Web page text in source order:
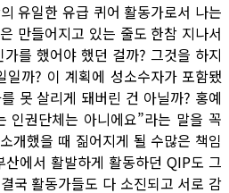
유일한 유급 퀴어 활동가로서 나는
만들어지고 있는 줄도 한참 지나서
를 했어야 했던 걸까? 그것을 하지
까? 이 계획에 성소수자가 포함됐
못 살리게 돼버린 건 아닐까? 홍예
인권단체는 아니에요”라는 말을 꼭
개했을 때 짊어지게 될 수많은 책임
에서 활발하게 활동하던 QIP도 그
국 활동가들도 다 소진되고 서로 감